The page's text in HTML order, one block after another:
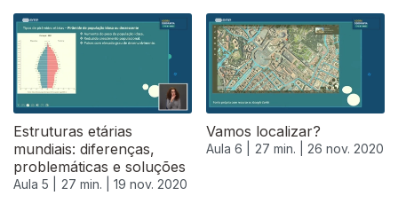
Estruturas etárias
mundiais: diferenças,
problemáticas e soluções
Aula 5 | 27 min. | 19 nov. 2020
Vamos localizar?
Aula 6 | 27 min. | 26 nov. 2020